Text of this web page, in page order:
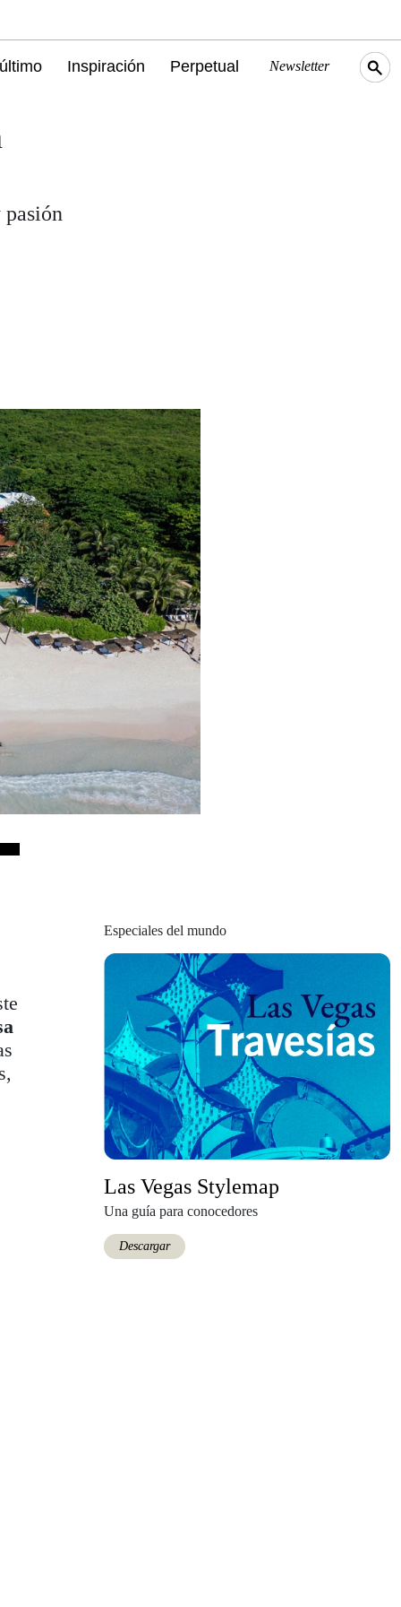
Inspiración Perpetual Newsletter
Especiales del mundo
Las Vegas Stylemap
Una guía para conocedores
Descargar